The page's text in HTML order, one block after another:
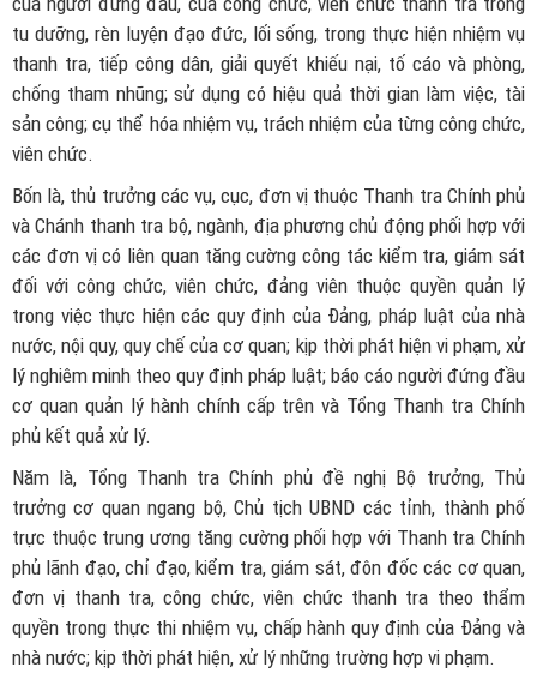
tu dưỡng, rèn luyện đạo đức, lối sống, trong thực hiện nhiệm vụ
thanh tra, tiếp công dân, giải quyết khiếu nại, tố cáo và phòng,
chống tham nhũng; sử dụng có hiệu quả thời gian làm việc, tài
sản công; cụ thể hóa nhiệm vụ, trách nhiệm của từng công chức,
viên chức.
Bốn là, thủ trưởng các vụ, cục, đơn vị thuộc Thanh tra Chính phủ
và Chánh thanh tra bộ, ngành, địa phương chủ động phối hợp với
các đơn vị có liên quan tăng cường công tác kiểm tra, giám sát
đối với công chức, viên chức, đảng viên thuộc quyền quản lý
trong việc thực hiện các quy định của Đảng, pháp luật của nhà
nước, nội quy, quy chế của cơ quan; kịp thời phát hiện vi phạm, xử
lý nghiêm minh theo quy định pháp luật; báo cáo người đứng đầu
cơ quan quản lý hành chính cấp trên và Tổng Thanh tra Chính
phủ kết quả xử lý.
Năm là, Tổng Thanh tra Chính phủ đề nghị Bộ trưởng, Thủ
trưởng cơ quan ngang bộ, Chủ tịch UBND các tỉnh, thành phố
trực thuộc trung ương tăng cường phối hợp với Thanh tra Chính
phủ lãnh đạo, chỉ đạo, kiểm tra, giám sát, đôn đốc các cơ quan,
đơn vị thanh tra, công chức, viên chức thanh tra theo thẩm
quyền trong thực thi nhiệm vụ, chấp hành quy định của Đảng và
nhà nước; kịp thời phát hiện, xử lý những trường hợp vi phạm.